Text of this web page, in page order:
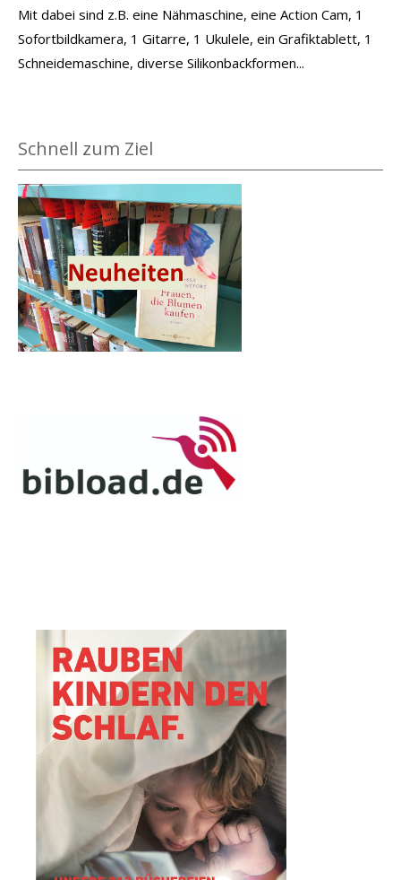
Mit dabei sind z.B. eine Nähmaschine, eine Action Cam, 1
Sofortbildkamera, 1 Gitarre, 1 Ukulele, ein Grafiktablett, 1
Schneidemaschine, diverse Silikonbackformen...
Schnell zum Ziel